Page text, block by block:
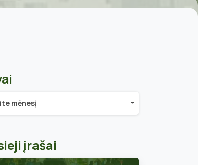
mėnesį
įrašai